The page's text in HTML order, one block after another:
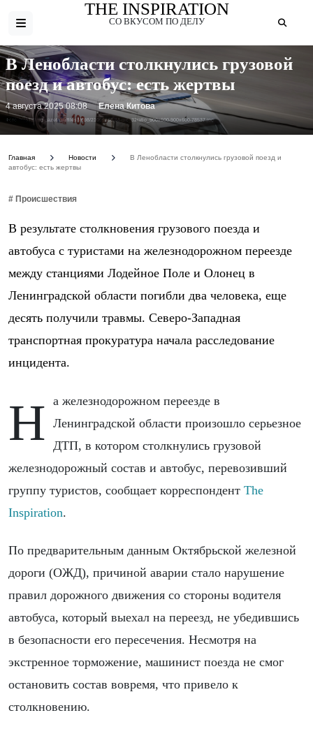
THE INSPIRATION
СО ВКУСОМ ПО ДЕЛУ
Фото: https://img.gazeta.ru/files3/698/21099698/88-pic_32ratio_900x600-900x600-78537.jpg
В Ленобласти столкнулись грузовой
поезд и автобус: есть жертвы
4 августа 2025 08:08 Елена Китова
Главная Новости
В Ленобласти столкнулись грузовой поезд и
автобус: есть жертвы
# Происшествия
В результате столкновения грузового поезда и
автобуса с туристами на железнодорожном переезде
между станциями Лодейное Поле и Олонец в
Ленинградской области погибли два человека, еще
десять получили травмы. Северо-Западная
транспортная прокуратура начала расследование
инцидента.
На железнодорожном переезде в
Ленинградской области произошло серьезное
ДТП, в котором столкнулись грузовой
железнодорожный состав и автобус, перевозивший
группу туристов, сообщает корреспондент The
Inspiration.
По предварительным данным Октябрьской железной
дороги (ОЖД), причиной аварии стало нарушение
правил дорожного движения со стороны водителя
автобуса, который выехал на переезд, не убедившись
в безопасности его пересечения. Несмотря на
экстренное торможение, машинист поезда не смог
остановить состав вовремя, что привело к
столкновению.